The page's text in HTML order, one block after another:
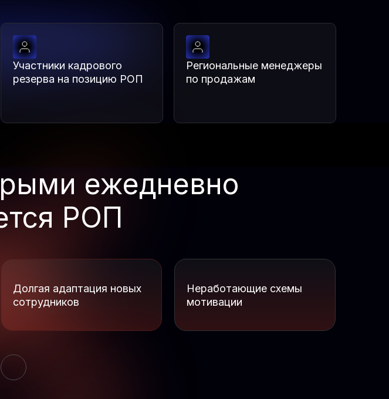
Участники кадрового
резерва на позицию РОП
Региональные менеджеры
по продажам
ежедневно
РОП
Долгая адаптация новых
сотрудников
Неработающие схемы
мотивации